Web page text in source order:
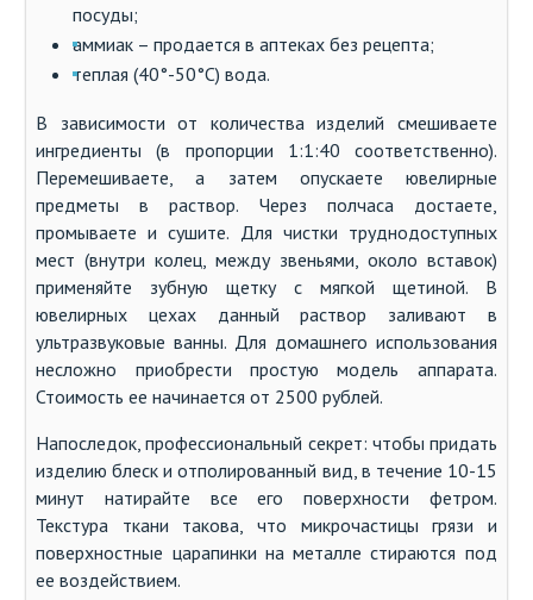
посуды;
аммиак – продается в аптеках без рецепта;
теплая (40°-50°С) вода.
В зависимости от количества изделий смешиваете
ингредиенты (в пропорции 1:1:40 соответственно).
Перемешиваете, а затем опускаете ювелирные
предметы в раствор. Через полчаса достаете,
промываете и сушите. Для чистки труднодоступных
мест (внутри колец, между звеньями, около вставок)
применяйте зубную щетку с мягкой щетиной. В
ювелирных цехах данный раствор заливают в
ультразвуковые ванны. Для домашнего использования
несложно приобрести простую модель аппарата.
Стоимость ее начинается от 2500 рублей.
Напоследок, профессиональный секрет: чтобы придать
изделию блеск и отполированный вид, в течение 10-15
минут натирайте все его поверхности фетром.
Текстура ткани такова, что микрочастицы грязи и
поверхностные царапинки на металле стираются под
ее воздействием.